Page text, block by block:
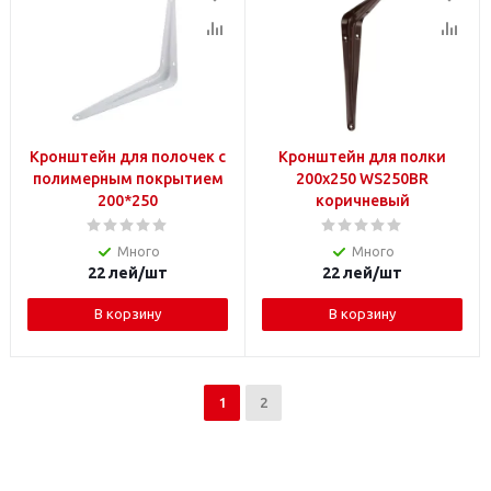
Кронштейн для полочек с
полимерным покрытием
200*250
Много
22лей/шт
В корзину
Кронштейн для полки
200х250 WS250BR
коричневый
Много
22лей/шт
В корзину
1 2